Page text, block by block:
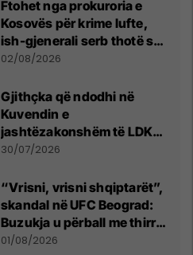
Ftohet nga prokuroria e
Kosovës për krime lufte,
ish-gjenerali serb thotë se
dikush e tradhtoi në
02/08/2026
Gjithçka që ndodhi në
Kuvendin e
jashtëzakonshëm të LDK-
së
30/07/2026
“Vrisni, vrisni shqiptarët”,
skandal në UFC Beograd:
Buzukja u përball me thirrje
anti-shqiptare nga
01/08/2026